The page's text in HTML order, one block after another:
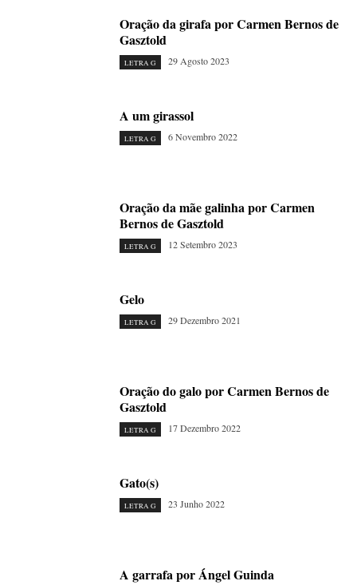
Oração da girafa por Carmen Bernos de
Gasztold
LETRA G 29 Agosto 2023
A um girassol
LETRA G 6 Novembro 2022
Oração da mãe galinha por Carmen
Bernos de Gasztold
LETRA G 12 Setembro 2023
Gelo
LETRA G 29 Dezembro 2021
Oração do galo por Carmen Bernos de
Gasztold
LETRA G 17 Dezembro 2022
Gato(s)
LETRA G 23 Junho 2022
A garrafa por Ángel Guinda